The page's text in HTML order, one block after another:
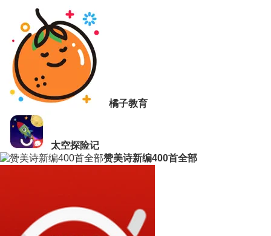
橘子教育
太空探险记
赞美诗新编400首全部